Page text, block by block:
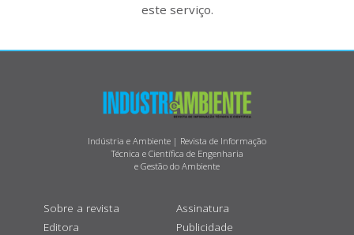
este serviço.
Indústria e Ambiente | Revista de Informação
Técnica e Científica de Engenharia
e Gestão do Ambiente
Sobre a revista
Editora
Assinatura
Publicidade